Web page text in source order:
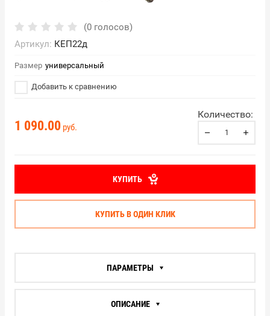
(0 голосов)
Артикул: КЕП22д
Размер универсальный
Добавить к сравнению
1 090.00 руб.
Количество:
КУПИТЬ
КУПИТЬ В ОДИН КЛИК
ПАРАМЕТРЫ
ОПИСАНИЕ